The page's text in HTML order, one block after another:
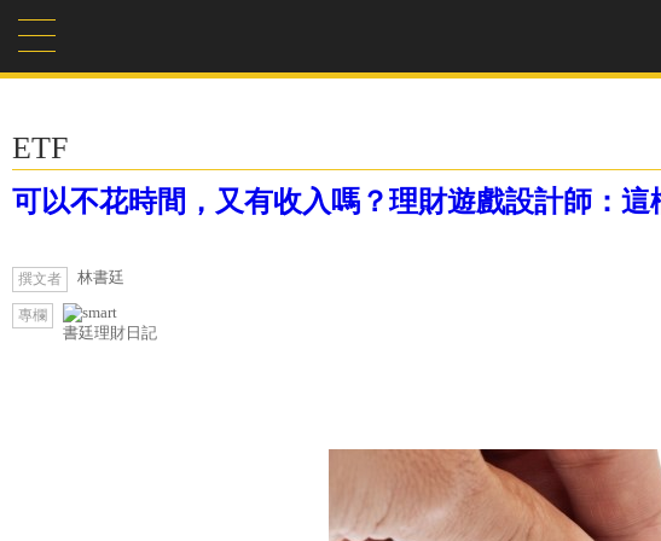
ETF
可以不花時間，又有收入嗎？理財遊戲設計師：
撰文者 林書廷
專欄
書廷理財日記